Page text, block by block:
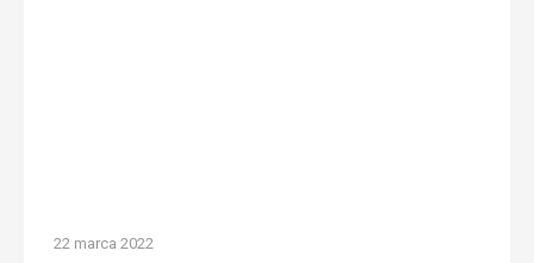
22 marca 2022